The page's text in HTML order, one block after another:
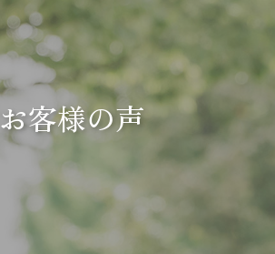
お客様の声